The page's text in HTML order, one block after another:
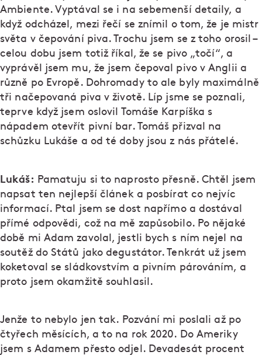
Ambiente. Vyptával se i na sebemenší detaily, a
když odcházel, mezi řečí se znímil o tom, že je mistr
světa v čepování piva. Trochu jsem se z toho orosil –
celou dobu jsem totiž říkal, že se pivo „točí“, a
vyprávěl jsem mu, že jsem čepoval pivo v Anglii a
různě po Evropě. Dohromady to ale byly maximálně
tři načepovaná piva v životě. Líp jsme se poznali,
teprve když jsem oslovil Tomáše Karpíška s
nápadem otevřít pivní bar. Tomáš přizval na
schůzku Lukáše a od té doby jsou z nás přátelé.
Lukáš: Pamatuju si to naprosto přesně. Chtěl jsem
napsat ten nejlepší článek a posbírat co nejvíc
informací. Ptal jsem se dost napřímo a dostával
přímé odpovědi, což na mě zapůsobilo. Po nějaké
době mi Adam zavolal, jestli bych s ním nejel na
soutěž do Států jako degustátor. Tenkrát už jsem
koketoval se sládkovstvím a pivním párováním, a
proto jsem okamžitě souhlasil.
Jenže to nebylo jen tak. Pozvání mi poslali až po
čtyřech měsících, a to na rok 2020. Do Ameriky
jsem s Adamem přesto odjel. Devadesát procent